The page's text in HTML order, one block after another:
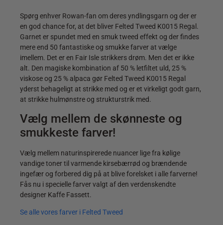
Spørg enhver Rowan-fan om deres yndlingsgarn og der er
en god chance for, at det bliver Felted Tweed K0015 Regal.
Garnet er spundet med en smuk tweed effekt og der findes
mere end 50 fantastiske og smukke farver at vælge
imellem. Det er en Fair Isle strikkers drøm. Men det er ikke
alt. Den magiske kombination af 50 % letfiltet uld, 25 %
viskose og 25 % alpaca gør Felted Tweed K0015 Regal
yderst behageligt at strikke med og er et virkeligt godt garn,
at strikke hulmønstre og strukturstrik med.
Vælg mellem de skønneste og
smukkeste farver!
Vælg mellem naturinspirerede nuancer lige fra kølige
vandige toner til varmende kirsebærrød og brændende
ingefær og forbered dig på at blive forelsket i alle farverne!
Fås nu i specielle farver valgt af den verdenskendte
designer Kaffe Fassett.
Se alle vores farver i Felted Tweed